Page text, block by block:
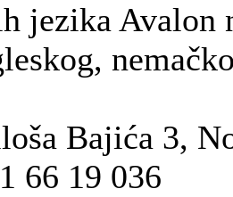
jezika Avalon
Bajića 3,
66 19 036